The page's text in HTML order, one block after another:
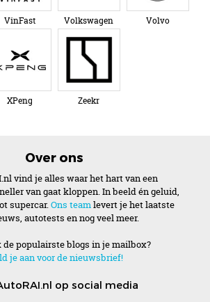
VinFast Volkswagen Volvo
XPeng Zeekr
Over ons
vind je alles waar het hart van een
van gaat kloppen. In beeld én geluid,
supercar.Ons teamlevert je het laatste
autotests en nog veel meer.
de populairste blogs in je mailbox?
je aan voor de nieuwsbrief!
op social media